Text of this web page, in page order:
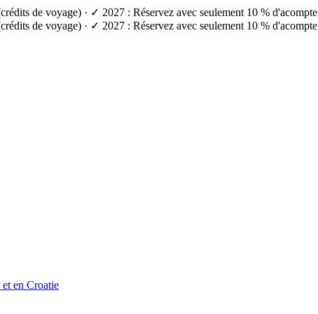
de voyage) · ✓ 2027 : Réservez avec seulement 10 % d'acompte
de voyage) · ✓ 2027 : Réservez avec seulement 10 % d'acompte
en Croatie